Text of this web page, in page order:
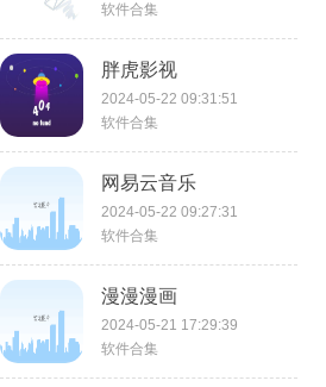
软件合集
胖虎影视
2024-05-22 09:31:51
软件合集
网易云音乐
2024-05-22 09:27:31
软件合集
漫漫漫画
2024-05-21 17:29:39
软件合集